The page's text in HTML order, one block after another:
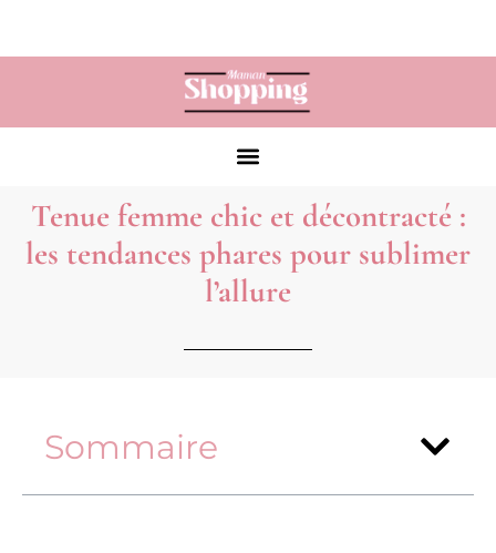
Tenue femme chic et décontracté :
les tendances phares pour sublimer
l’allure
Sommaire